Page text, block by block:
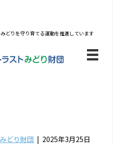
どりを守り育てる運動を推進しています
どり財団 | 2025年3月25日